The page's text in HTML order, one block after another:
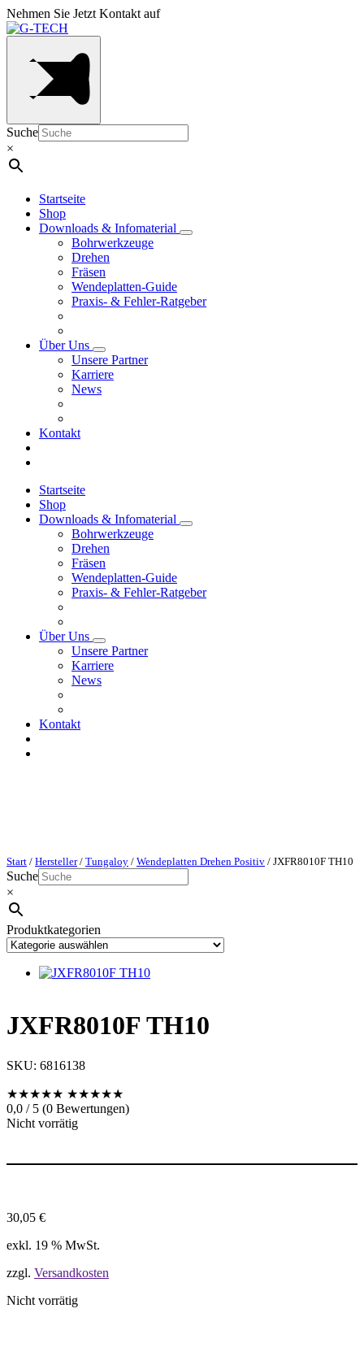
Nehmen Sie Jetzt Kontakt auf
Suche
×
Startseite
Shop
Downloads & Infomaterial
Bohrwerkzeuge
Drehen
Fräsen
Wendeplatten-Guide
Praxis- & Fehler-Ratgeber
Über Uns
Unsere Partner
Karriere
News
Kontakt
Startseite
Shop
Downloads & Infomaterial
Bohrwerkzeuge
Drehen
Fräsen
Wendeplatten-Guide
Praxis- & Fehler-Ratgeber
Über Uns
Unsere Partner
Karriere
News
Kontakt
Start / Hersteller/ Tungaloy / Wendeplatten Drehen Positiv / JXFR8010F TH10
Suche
×
Produktkategorien
JXFR8010F TH10
SKU: 6816138
★★★★★ ★★★★★
0,0 / 5 (0 Bewertungen)
Nicht vorrätig
30,05 €
exkl. 19 % MwSt.
zzgl. Versandkosten
Nicht vorrätig